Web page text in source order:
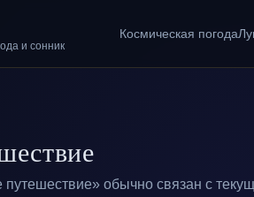
и сонник
Космическая погода
обычно связан с